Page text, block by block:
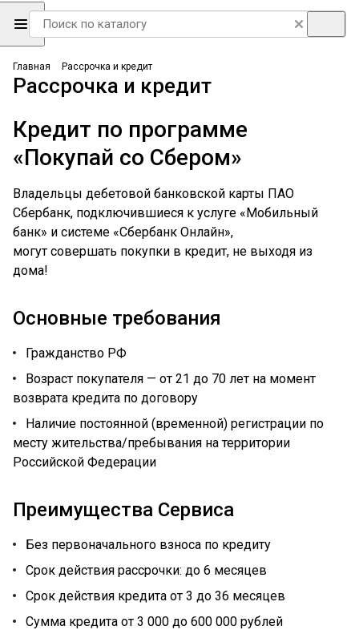
Главная Рассрочка и кредит
Рассрочка и кредит
Кредит по программе
«Покупай со Сбером»
Владельцы дебетовой банковской карты ПАО
Сбербанк, подключившиеся к услуге «Мобильный
банк» и системе «Сбербанк Онлайн»,
могут совершать покупки в кредит, не выходя из
дома!
Основные требования
Гражданство РФ
Возраст покупателя — от 21 до 70 лет на момент
возврата кредита по договору
Наличие постоянной (временной) регистрации по
месту жительства/пребывания на территории
Российской Федерации
Преимущества Сервиса
Без первоначального взноса по кредиту
Срок действия рассрочки: до 6 месяцев
Срок действия кредита от 3 до 36 месяцев
Сумма кредита от 3 000 до 600 000 рублей